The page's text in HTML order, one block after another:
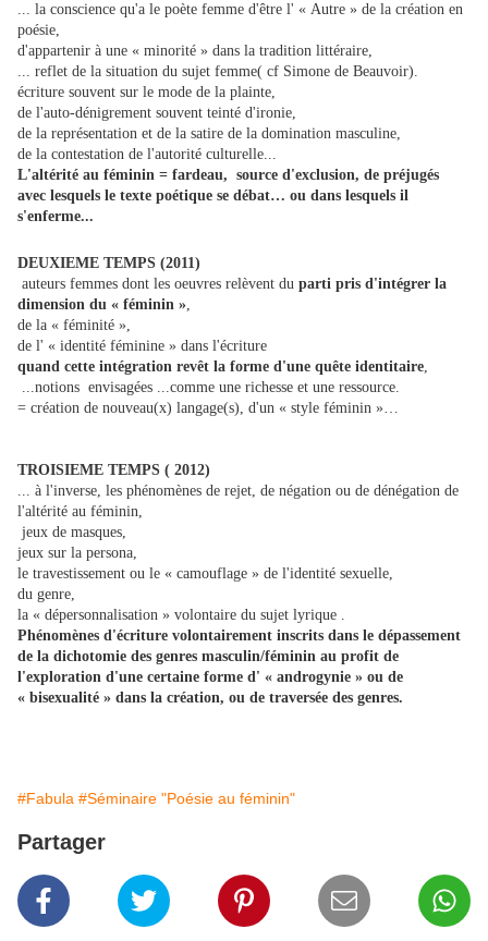
... la conscience qu'a le poète femme d'être l' « Autre » de la création en
poésie,
d'appartenir à une « minorité » dans la tradition littéraire,
... reflet de la situation du sujet femme( cf Simone de Beauvoir).
écriture souvent sur le mode de la plainte,
de l'auto-dénigrement souvent teinté d'ironie,
de la représentation et de la satire de la domination masculine,
de la contestation de l'autorité culturelle...
L'altérité au féminin = fardeau, source d'exclusion, de préjugés
avec lesquels le texte poétique se débat… ou dans lesquels il
s'enferme...
DEUXIEME TEMPS (2011)
auteurs femmes dont les oeuvres relèvent du parti pris d'intégrer la
dimension du « féminin »,
de la « féminité »,
de l' « identité féminine » dans l'écriture
quand cette intégration revêt la forme d'une quête identitaire,
...notions envisagées ...comme une richesse et une ressource.
= création de nouveau(x) langage(s), d'un « style féminin »…
TROISIEME TEMPS ( 2012)
... à l'inverse, les phénomènes de rejet, de négation ou de dénégation de
l'altérité au féminin,
jeux de masques,
jeux sur la persona,
le travestissement ou le « camouflage » de l'identité sexuelle,
du genre,
la « dépersonnalisation » volontaire du sujet lyrique .
Phénomènes d'écriture volontairement inscrits dans le dépassement
de la dichotomie des genres masculin/féminin au profit de
l'exploration d'une certaine forme d' « androgynie » ou de
« bisexualité » dans la création, ou de traversée des genres.
#Fabula #Séminaire "Poésie au féminin"
Partager